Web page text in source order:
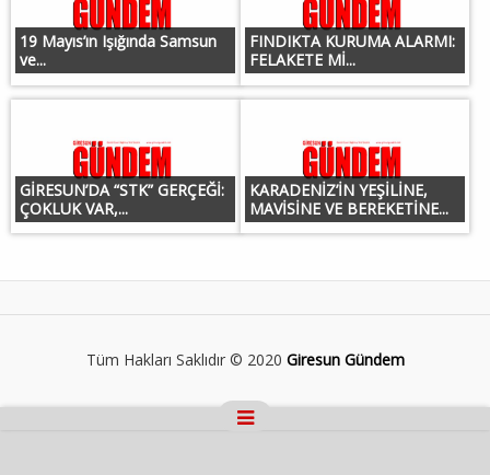
19 Mayıs’ın Işığında Samsun
ve...
FINDIKTA KURUMA ALARMI:
FELAKETE Mİ...
GİRESUN’DA “STK” GERÇEĞİ:
ÇOKLUK VAR,...
KARADENİZ’İN YEŞİLİNE,
MAVİSİNE VE BEREKETİNE...
Tüm Hakları Saklıdır © 2020 Giresun Gündem